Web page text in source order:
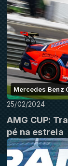
Mercedes Benz
25/02/2024
AMG CUP:
pé na estreia